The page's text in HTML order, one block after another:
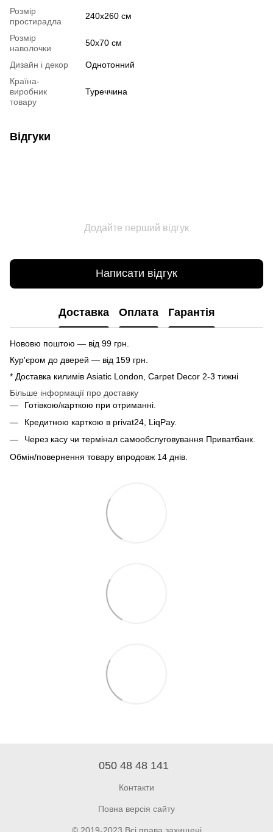
Розмір
простирадла
240х260 см
Розмір
наволочки
50х70 см
Дизайн і декор
Однотонний
Країна-
виробник
товару
Туреччина
Відгуки
Додайте перший відгук
Написати відгук
Доставка Оплата Гарантія
Нововю поштою — від 99 грн.
Кур'єром до дверей — від 159 грн.
* Доставка килимів Asiatic London, Carpet Decor 2-3 тижні
Більше інформації про доставку
Готівкою/карткою при отриманні.
Кредитною карткою в privat24, LiqPay.
Через касу чи термінал самообслуговування Приватбанк.
Обмін/повернення товару впродовж 14 днів.
050 48 48 141
Контакти
Повна версія сайту
© 2019-2023 Всі права захищені